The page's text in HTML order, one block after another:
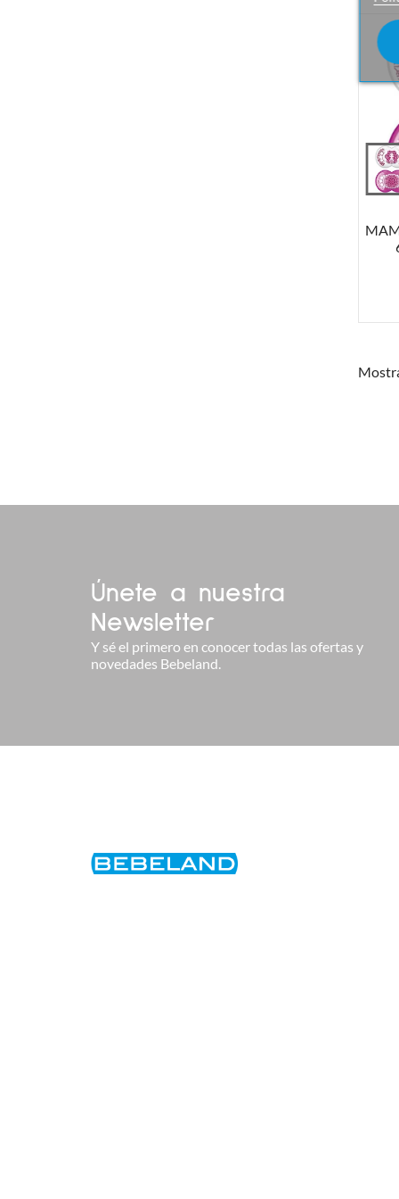
Únete a nuestra
Newsletter
Y sé el primero en conocer todas las ofertas y
novedades Bebeland.